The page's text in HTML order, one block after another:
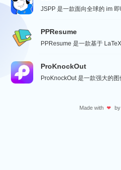
PPResume
ProKnockOut
Made with ❤ by